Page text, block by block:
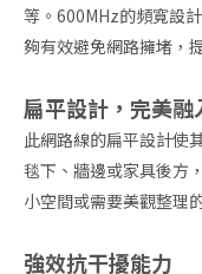
等。600MHz的頻寬設
夠有效避免網路擁堵，
扁平設計，完美融
此網路線的扁平設計使
毯下、牆邊或家具後方
小空間或需要美觀整理
強效抗干擾能力